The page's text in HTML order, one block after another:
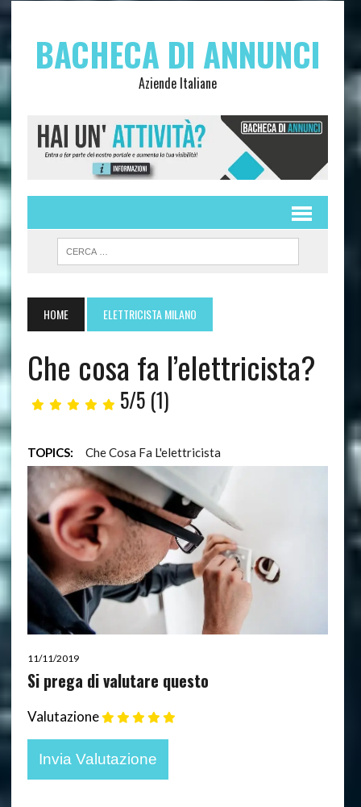
BACHECA DI ANNUNCI
Aziende Italiane
HOME ELETTRICISTA MILANO
Che cosa fa l’elettricista?
5/5 (1)
TOPICS: Che Cosa Fa L'elettricista
11/11/2019
Si prega di valutare questo
Valutazione